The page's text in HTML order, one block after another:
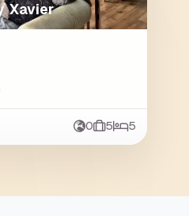
Xavier
0 5 5